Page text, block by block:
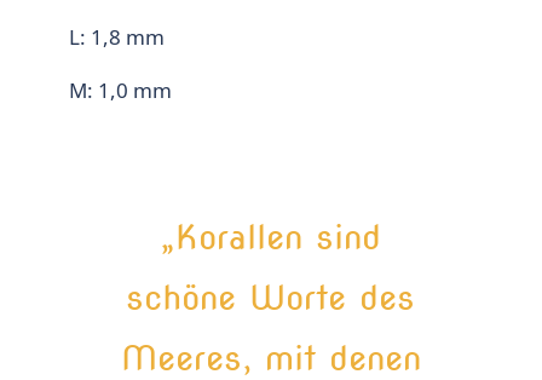
L: 1,8 mm
M: 1,0 mm
„Korallen sind
schöne Worte des
Meeres, mit denen